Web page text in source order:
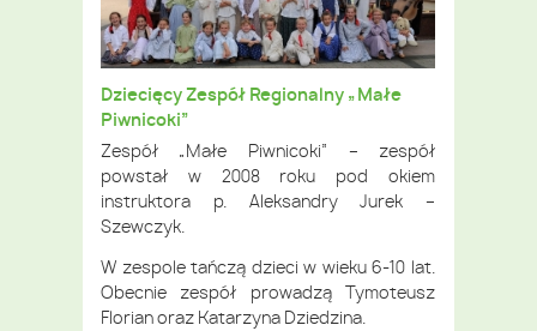
Dziecięcy Zespół Regionalny „Małe
Piwnicoki”
Zespół „Małe Piwnicoki” – zespół
powstał w 2008 roku pod okiem
instruktora p. Aleksandry Jurek –
Szewczyk.
W zespole tańczą dzieci w wieku 6-10 lat.
Obecnie zespół prowadzą Tymoteusz
Florian oraz Katarzyna Dziedzina.